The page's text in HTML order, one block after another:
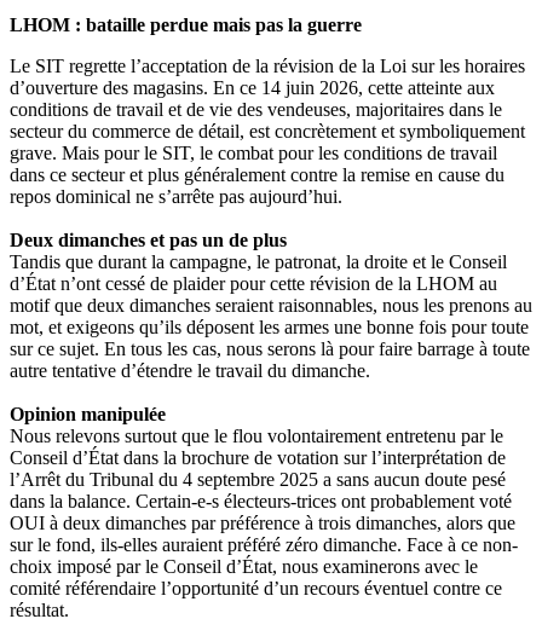
LHOM : bataille perdue mais pas la guerre
Le SIT regrette l’acceptation de la révision de la Loi sur les horaires
d’ouverture des magasins. En ce 14 juin 2026, cette atteinte aux
conditions de travail et de vie des vendeuses, majoritaires dans le
secteur du commerce de détail, est concrètement et symboliquement
grave. Mais pour le SIT, le combat pour les conditions de travail
dans ce secteur et plus généralement contre la remise en cause du
repos dominical ne s’arrête pas aujourd’hui.
Deux dimanches et pas un de plus
Tandis que durant la campagne, le patronat, la droite et le Conseil
d’État n’ont cessé de plaider pour cette révision de la LHOM au
motif que deux dimanches seraient raisonnables, nous les prenons au
mot, et exigeons qu’ils déposent les armes une bonne fois pour toute
sur ce sujet. En tous les cas, nous serons là pour faire barrage à toute
autre tentative d’étendre le travail du dimanche.
Opinion manipulée
Nous relevons surtout que le flou volontairement entretenu par le
Conseil d’État dans la brochure de votation sur l’interprétation de
l’Arrêt du Tribunal du 4 septembre 2025 a sans aucun doute pesé
dans la balance. Certain-e-s électeurs-trices ont probablement voté
OUI à deux dimanches par préférence à trois dimanches, alors que
sur le fond, ils-elles auraient préféré zéro dimanche. Face à ce non-
choix imposé par le Conseil d’État, nous examinerons avec le
comité référendaire l’opportunité d’un recours éventuel contre ce
résultat.